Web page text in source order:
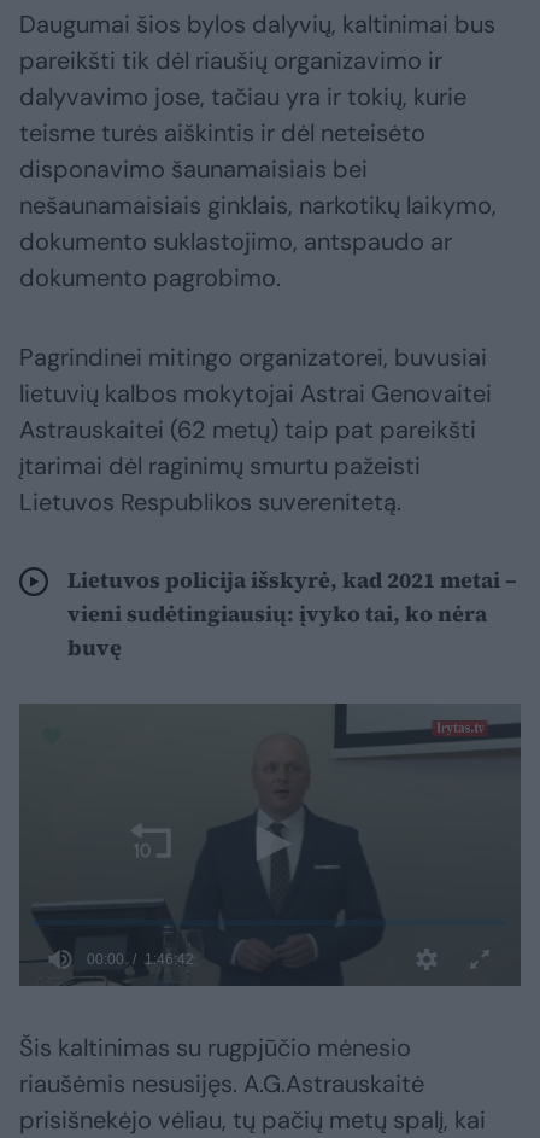
Daugumai šios bylos dalyvių, kaltinimai bus
pareikšti tik dėl riaušių organizavimo ir
dalyvavimo jose, tačiau yra ir tokių, kurie
teisme turės aiškintis ir dėl neteisėto
disponavimo šaunamaisiais bei
nešaunamaisiais ginklais, narkotikų laikymo,
dokumento suklastojimo, antspaudo ar
dokumento pagrobimo.
Pagrindinei mitingo organizatorei, buvusiai
lietuvių kalbos mokytojai Astrai Genovaitei
Astrauskaitei (62 metų) taip pat pareikšti
įtarimai dėl raginimų smurtu pažeisti
Lietuvos Respublikos suverenitetą.
Lietuvos policija išskyrė, kad 2021 metai –
vieni sudėtingiausių: įvyko tai, ko nėra
buvę
Šis kaltinimas su rugpjūčio mėnesio
riaušėmis nesusijęs. A.G.Astrauskaitė
prisišnekėjo vėliau, tų pačių metų spalį, kai